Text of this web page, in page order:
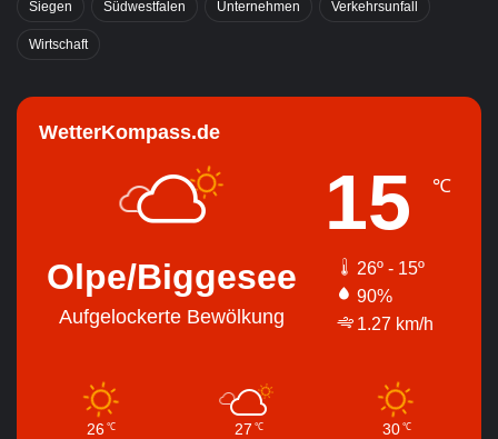
Siegen Südwestfalen Unternehmen Verkehrsunfall
Wirtschaft
WetterKompass.de
Olpe/Biggesee
Aufgelockerte Bewölkung
15 ℃
26º - 15º
90%
1.27 km/h
26 ℃ 27 ℃ 30 ℃